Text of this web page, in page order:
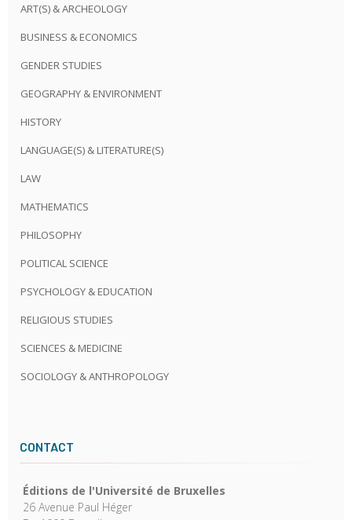
ART(S) & ARCHEOLOGY
BUSINESS & ECONOMICS
GENDER STUDIES
GEOGRAPHY & ENVIRONMENT
HISTORY
LANGUAGE(S) & LITERATURE(S)
LAW
MATHEMATICS
PHILOSOPHY
POLITICAL SCIENCE
PSYCHOLOGY & EDUCATION
RELIGIOUS STUDIES
SCIENCES & MEDICINE
SOCIOLOGY & ANTHROPOLOGY
CONTACT
Éditions de l'Université de Bruxelles
26 Avenue Paul Héger